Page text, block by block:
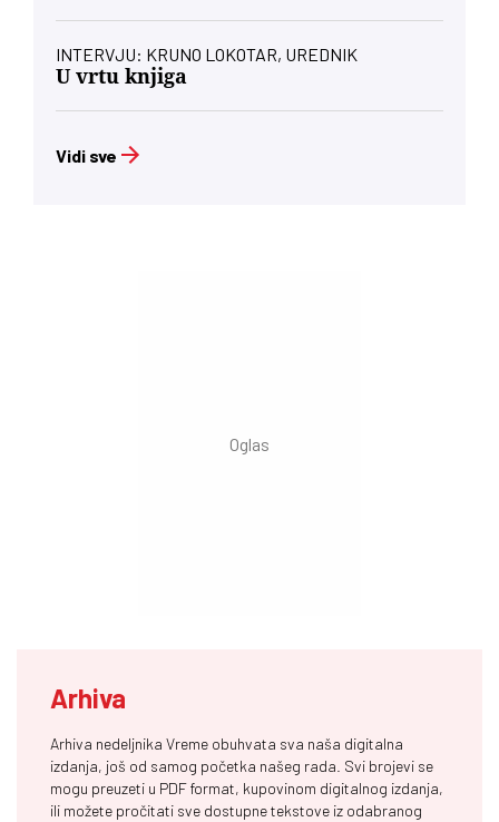
INTERVJU: KRUNO LOKOTAR, UREDNIK
U vrtu knjiga
Vidi sve
Arhiva
Arhiva nedeljnika Vreme obuhvata sva naša digitalna
izdanja, još od samog početka našeg rada. Svi brojevi se
mogu preuzeti u PDF format, kupovinom digitalnog izdanja,
ili možete pročitati sve dostupne tekstove iz odabranog